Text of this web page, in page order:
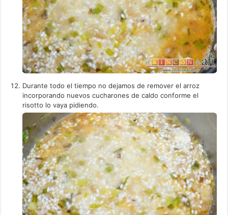
Durante todo el tiempo no dejamos de remover el arroz
incorporando nuevos cucharones de caldo conforme el
risotto lo vaya pidiendo.